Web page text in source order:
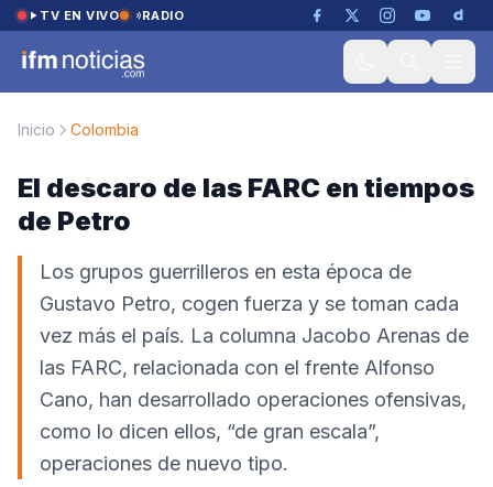
Saltar al contenido
TV EN VIVO RADIO
Inicio Colombia
El descaro de las FARC en tiempos
de Petro
Los grupos guerrilleros en esta época de
Gustavo Petro, cogen fuerza y se toman cada
vez más el país. La columna Jacobo Arenas de
las FARC, relacionada con el frente Alfonso
Cano, han desarrollado operaciones ofensivas,
como lo dicen ellos, “de gran escala”,
operaciones de nuevo tipo.